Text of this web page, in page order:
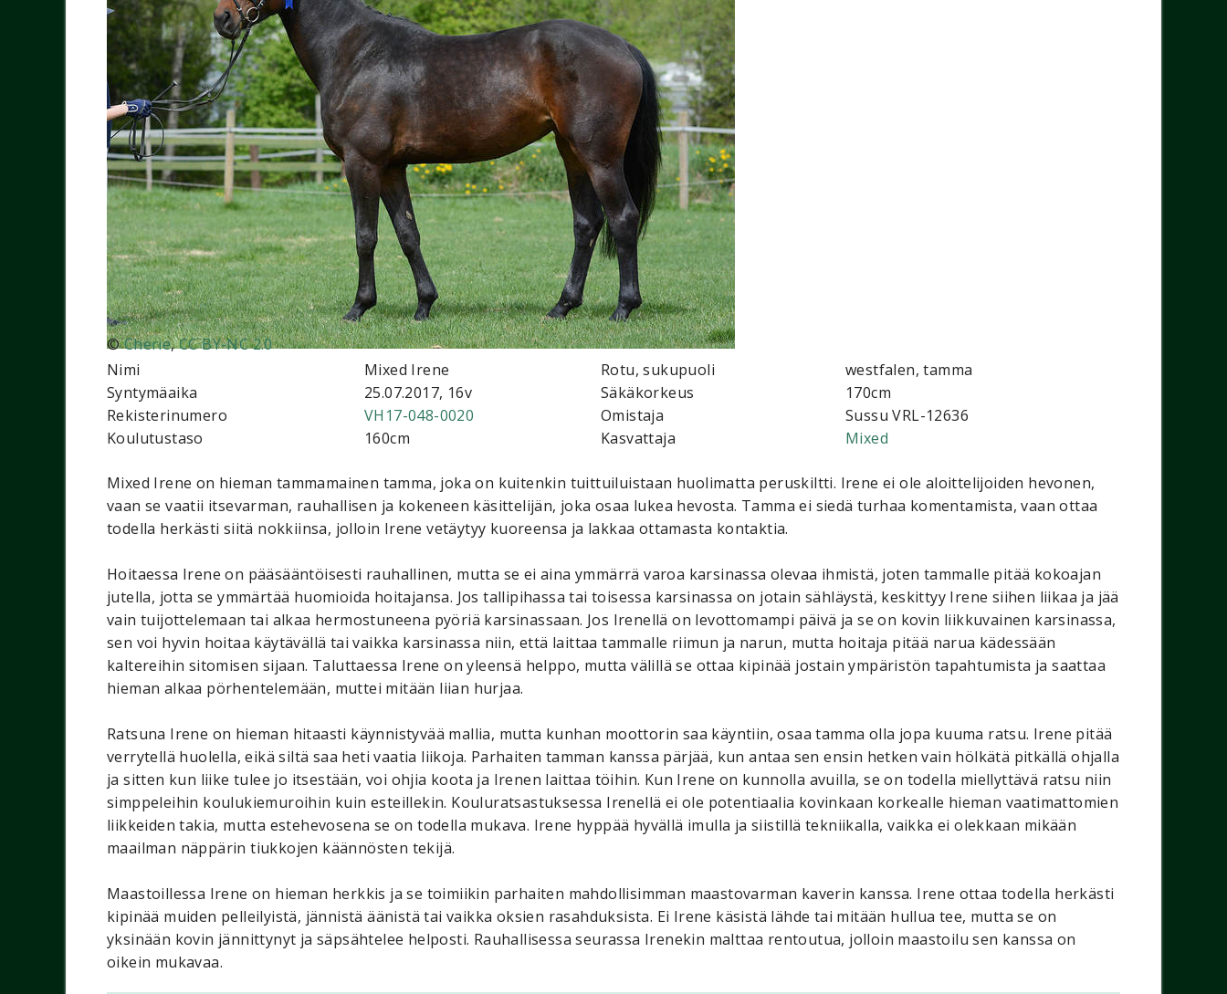
©Cherie,CC BY-NC 2.0
Nimi
Mixed Irene Rotu, sukupuoli
westfalen, tamma
Syntymäaika
25.07.2017, 16v Säkäkorkeus
170cm
Rekisterinumero
VH17-048-0020 Omistaja
Sussu VRL-12636
Koulutustaso
160cm Kasvattaja Mixed
Mixed Irene on hieman tammamainen tamma, joka on kuitenkin tuittuiluistaan huolimatta peruskiltti. Irene ei ole aloittelijoiden hevonen,
vaan se vaatii itsevarman, rauhallisen ja kokeneen käsittelijän, joka osaa lukea hevosta. Tamma ei siedä turhaa komentamista, vaan ottaa
todella herkästi siitä nokkiinsa, jolloin Irene vetäytyy kuoreensa ja lakkaa ottamasta kontaktia.
Hoitaessa Irene on pääsääntöisesti rauhallinen, mutta se ei aina ymmärrä varoa karsinassa olevaa ihmistä, joten tammalle pitää kokoajan
jutella, jotta se ymmärtää huomioida hoitajansa. Jos tallipihassa tai toisessa karsinassa on jotain sähläystä, keskittyy Irene siihen liikaa ja jää
vain tuijottelemaan tai alkaa hermostuneena pyöriä karsinassaan. Jos Irenellä on levottomampi päivä ja se on kovin liikkuvainen karsinassa,
sen voi hyvin hoitaa käytävällä tai vaikka karsinassa niin, että laittaa tammalle riimun ja narun, mutta hoitaja pitää narua kädessään
kaltereihin sitomisen sijaan. Taluttaessa Irene on yleensä helppo, mutta välillä se ottaa kipinää jostain ympäristön tapahtumista ja saattaa
hieman alkaa pörhentelemään, muttei mitään liian hurjaa.
Ratsuna Irene on hieman hitaasti käynnistyvää mallia, mutta kunhan moottorin saa käyntiin, osaa tamma olla jopa kuuma ratsu. Irene pitää
verrytellä huolella, eikä siltä saa heti vaatia liikoja. Parhaiten tamman kanssa pärjää, kun antaa sen ensin hetken vain hölkätä pitkällä ohjalla
ja sitten kun liike tulee jo itsestään, voi ohjia koota ja Irenen laittaa töihin. Kun Irene on kunnolla avuilla, se on todella miellyttävä ratsu niin
simppeleihin koulukiemuroihin kuin esteillekin. Kouluratsastuksessa Irenellä ei ole potentiaalia kovinkaan korkealle hieman vaatimattomien
liikkeiden takia, mutta estehevosena se on todella mukava. Irene hyppää hyvällä imulla ja siistillä tekniikalla, vaikka ei olekkaan mikään
maailman näppärin tiukkojen käännösten tekijä.
Maastoillessa Irene on hieman herkkis ja se toimiikin parhaiten mahdollisimman maastovarman kaverin kanssa. Irene ottaa todella herkästi
kipinää muiden pelleilyistä, jännistä äänistä tai vaikka oksien rasahduksista. Ei Irene käsistä lähde tai mitään hullua tee, mutta se on
yksinään kovin jännittynyt ja säpsähtelee helposti. Rauhallisessa seurassa Irenekin malttaa rentoutua, jolloin maastoilu sen kanssa on
oikein mukavaa.